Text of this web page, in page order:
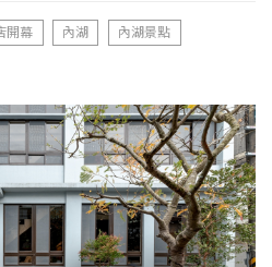
開幕 內湖 內湖景點